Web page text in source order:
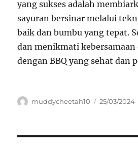
yang sukses adalah
sayuran bersinar melalui
baik dan bumbu yang tepat.
dan menikmati kebersamaan
dengan BBQ yang sehat dan
Author
muddycheetah10
Posted
25/03/2024